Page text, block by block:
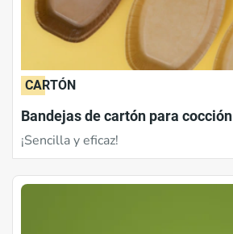
CARTÓN
Bandejas de cartón para cocción
¡Sencilla y eficaz!